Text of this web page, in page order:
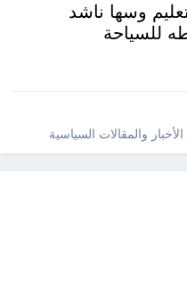
وسها ناشد
للسياحة
والمقالات السياسية